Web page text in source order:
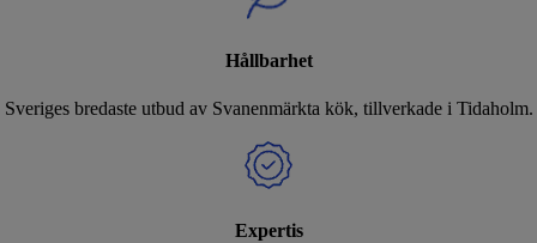
Hållbarhet
Sveriges bredaste utbud av Svanenmärkta kök, tillverkade i Tidaholm.
Expertis